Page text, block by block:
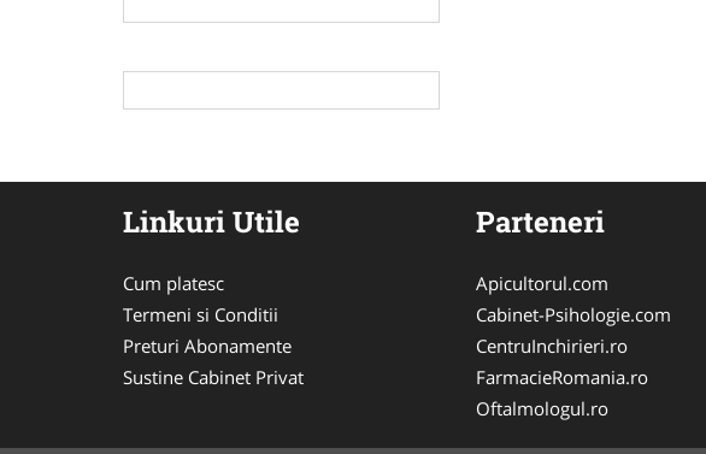
Linkuri Utile
Cum platesc
Termeni si Conditii
Preturi Abonamente
Sustine Cabinet Privat
Parteneri
Apicultorul.com
Cabinet-Psihologie.com
CentruInchirieri.ro
FarmacieRomania.ro
Oftalmologul.ro